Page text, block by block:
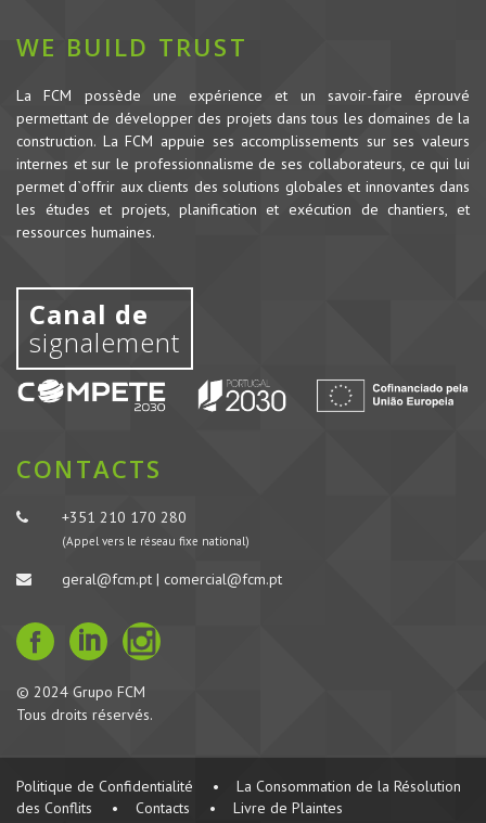
WE BUILD TRUST
La FCM possède une expérience et un savoir-faire éprouvé
permettant de développer des projets dans tous les domaines de la
construction. La FCM appuie ses accomplissements sur ses valeurs
internes et sur le professionnalisme de ses collaborateurs, ce qui lui
permet d`offrir aux clients des solutions globales et innovantes dans
les études et projets, planification et exécution de chantiers, et
ressources humaines.
Canal de
signalement
CONTACTS
+351 210 170 280
(Appel vers le réseau fixe national)
geral@fcm.pt | comercial@fcm.pt
© 2024 Grupo FCM
Tous droits réservés.
Politique de Confidentialité •
La Consommation de la Résolution
des Conflits
• Contacts • Livre de Plaintes